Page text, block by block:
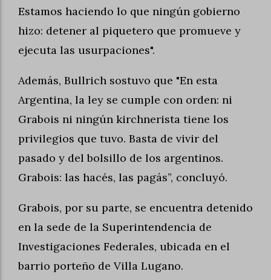
Estamos haciendo lo que ningún gobierno
hizo: detener al piquetero que promueve y
ejecuta las usurpaciones".
Además, Bullrich sostuvo que "En esta
Argentina, la ley se cumple con orden: ni
Grabois ni ningún kirchnerista tiene los
privilegios que tuvo. Basta de vivir del
pasado y del bolsillo de los argentinos.
Grabois: las hacés, las pagás”, concluyó.
Grabois, por su parte, se encuentra detenido
en la sede de la Superintendencia de
Investigaciones Federales, ubicada en el
barrio porteño de Villa Lugano.